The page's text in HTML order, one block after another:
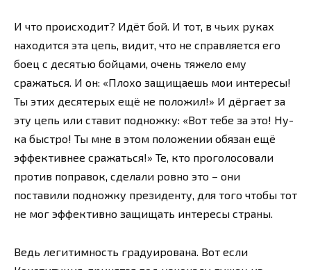
И что происходит? Идёт бой. И тот, в чьих руках
находится эта цепь, видит, что не справляется его
боец с десятью бойцами, очень тяжело ему
сражаться. И он: «Плохо защищаешь мои интересы!
Ты этих десятерых ещё не положил!» И дёргает за
эту цепь или ставит подножку: «Вот тебе за это! Ну-
ка быстро! Ты мне в этом положении обязан ещё
эффективнее сражаться!» Те, кто проголосовали
против поправок, сделали ровно это – они
поставили подножку президенту, для того чтобы тот
не мог эффективно защищать интересы страны.
Ведь легитимность градуирована. Вот если